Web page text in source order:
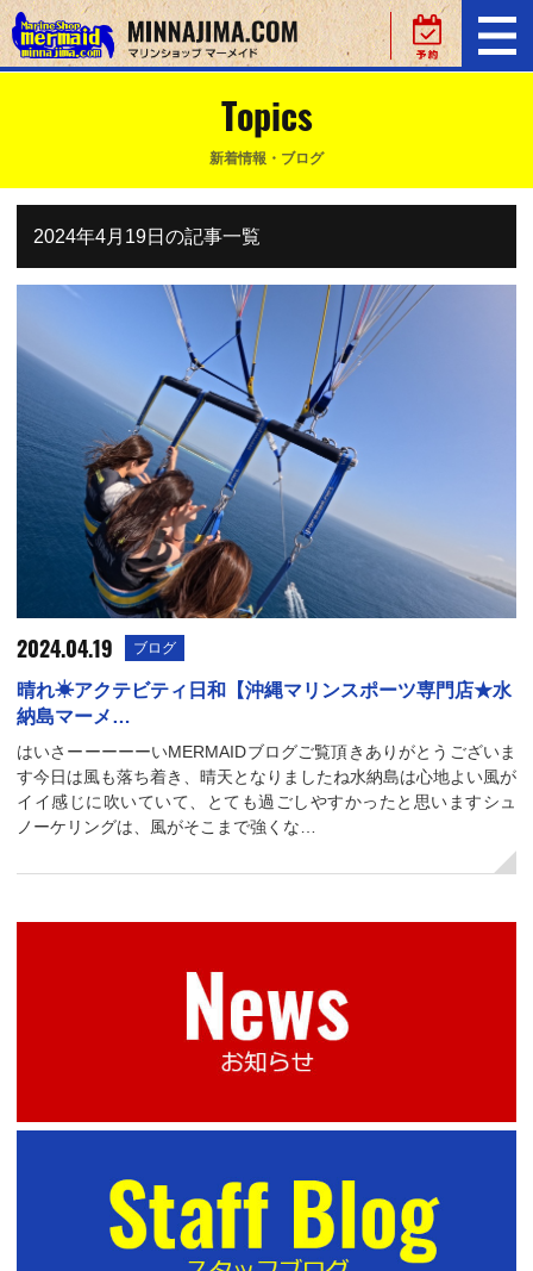
Topics
新着情報・ブログ
2024年4月19日の記事一覧
2024.04.19 ブログ
晴れ☀アクテビティ日和【沖縄マリンスポーツ専門店★水
納島マーメ…
はいさーーーーーいMERMAIDブログご覧頂きありがとうございま
す今日は風も落ち着き、晴天となりましたね水納島は心地よい風が
イイ感じに吹いていて、とても過ごしやすかったと思いますシュ
ノーケリングは、風がそこまで強くな…